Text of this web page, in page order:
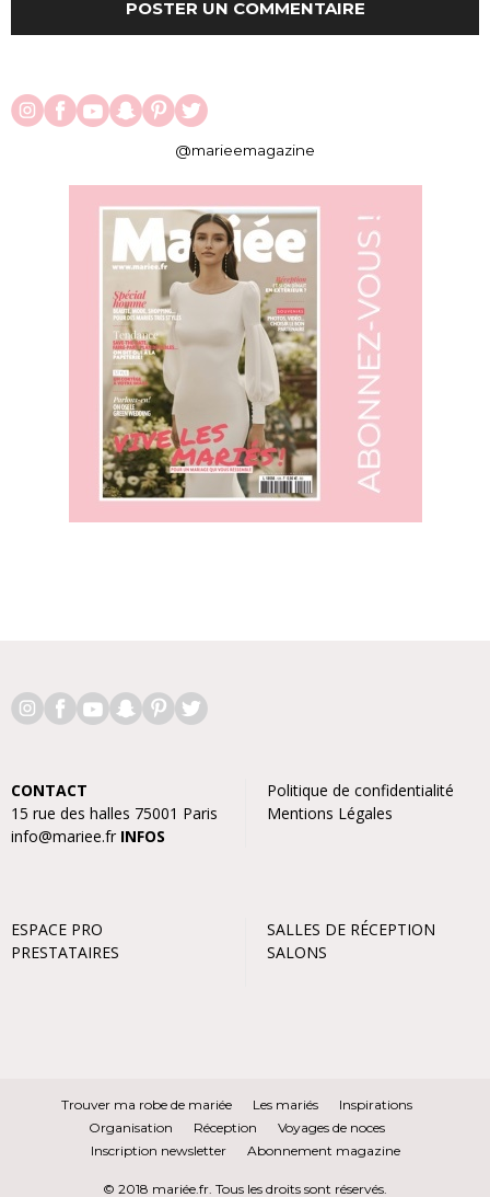
@marieemagazine
CONTACT
15 rue des halles 75001 Paris
info@mariee.fr INFOS
Politique de confidentialité
Mentions Légales
ESPACE PRO
PRESTATAIRES
SALLES DE RÉCEPTION
SALONS
Trouver ma robe de mariée Les mariés
Inspirations
Organisation
Réception
Voyages de noces
Inscription newsletter
Abonnement magazine
© 2018 mariée.fr. Tous les droits sont réservés.